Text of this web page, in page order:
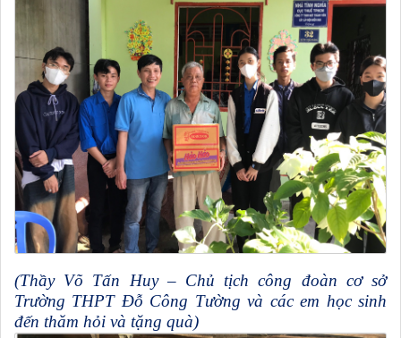
(Thầy Võ Tấn Huy – Chủ tịch công đoàn cơ sở
Trường THPT Đỗ Công Tường và các em học sinh
đến thăm hỏi và tặng quà)